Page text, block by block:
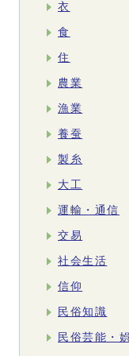
衣
食
住
農業
漁業
養蚕
製糸
大工
運輸・通信
交易
社会生活
信仰
民俗知識
民俗芸能・